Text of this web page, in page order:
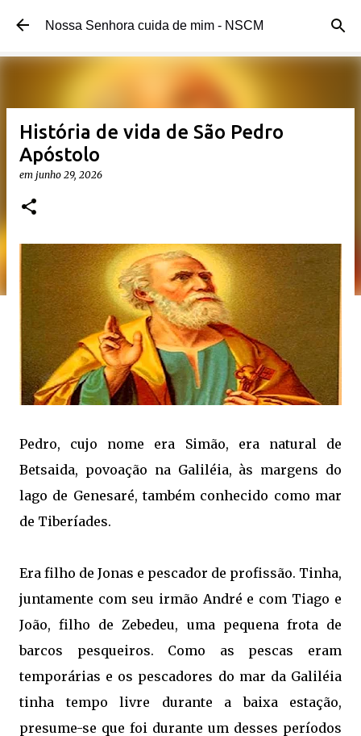
Pular para o conteúdo principal
Nossa Senhora cuida de mim - NSCM
História de vida de São Pedro
Apóstolo
em junho 29, 2026
Pedro, cujo nome era Simão, era natural de
Betsaida, povoação na Galiléia, às margens do
lago de Genesaré, também conhecido como mar
de Tiberíades.
Era filho de Jonas e pescador de profissão. Tinha,
juntamente com seu irmão André e com Tiago e
João, filho de Zebedeu, uma pequena frota de
barcos pesqueiros. Como as pescas eram
temporárias e os pescadores do mar da Galiléia
tinha tempo livre durante a baixa estação,
presume-se que foi durante um desses períodos